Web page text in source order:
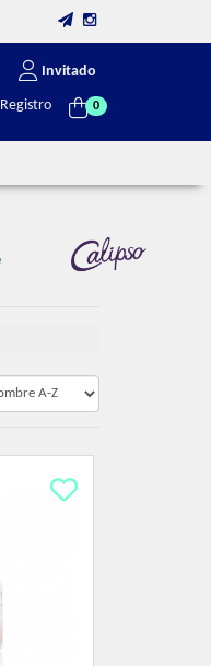
Invitado
Registro 0